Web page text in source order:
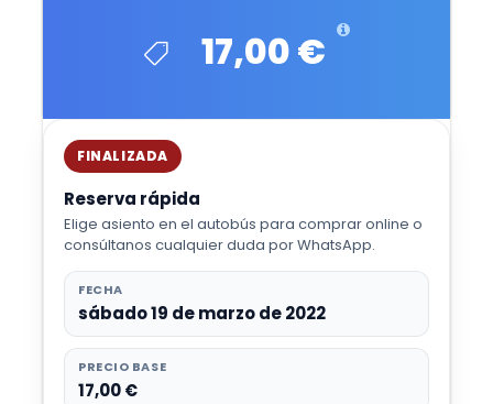
17,00 €
FINALIZADA
Reserva rápida
Elige asiento en el autobús para comprar online o
consúltanos cualquier duda por WhatsApp.
FECHA
sábado 19 de marzo de 2022
PRECIO BASE
17,00 €